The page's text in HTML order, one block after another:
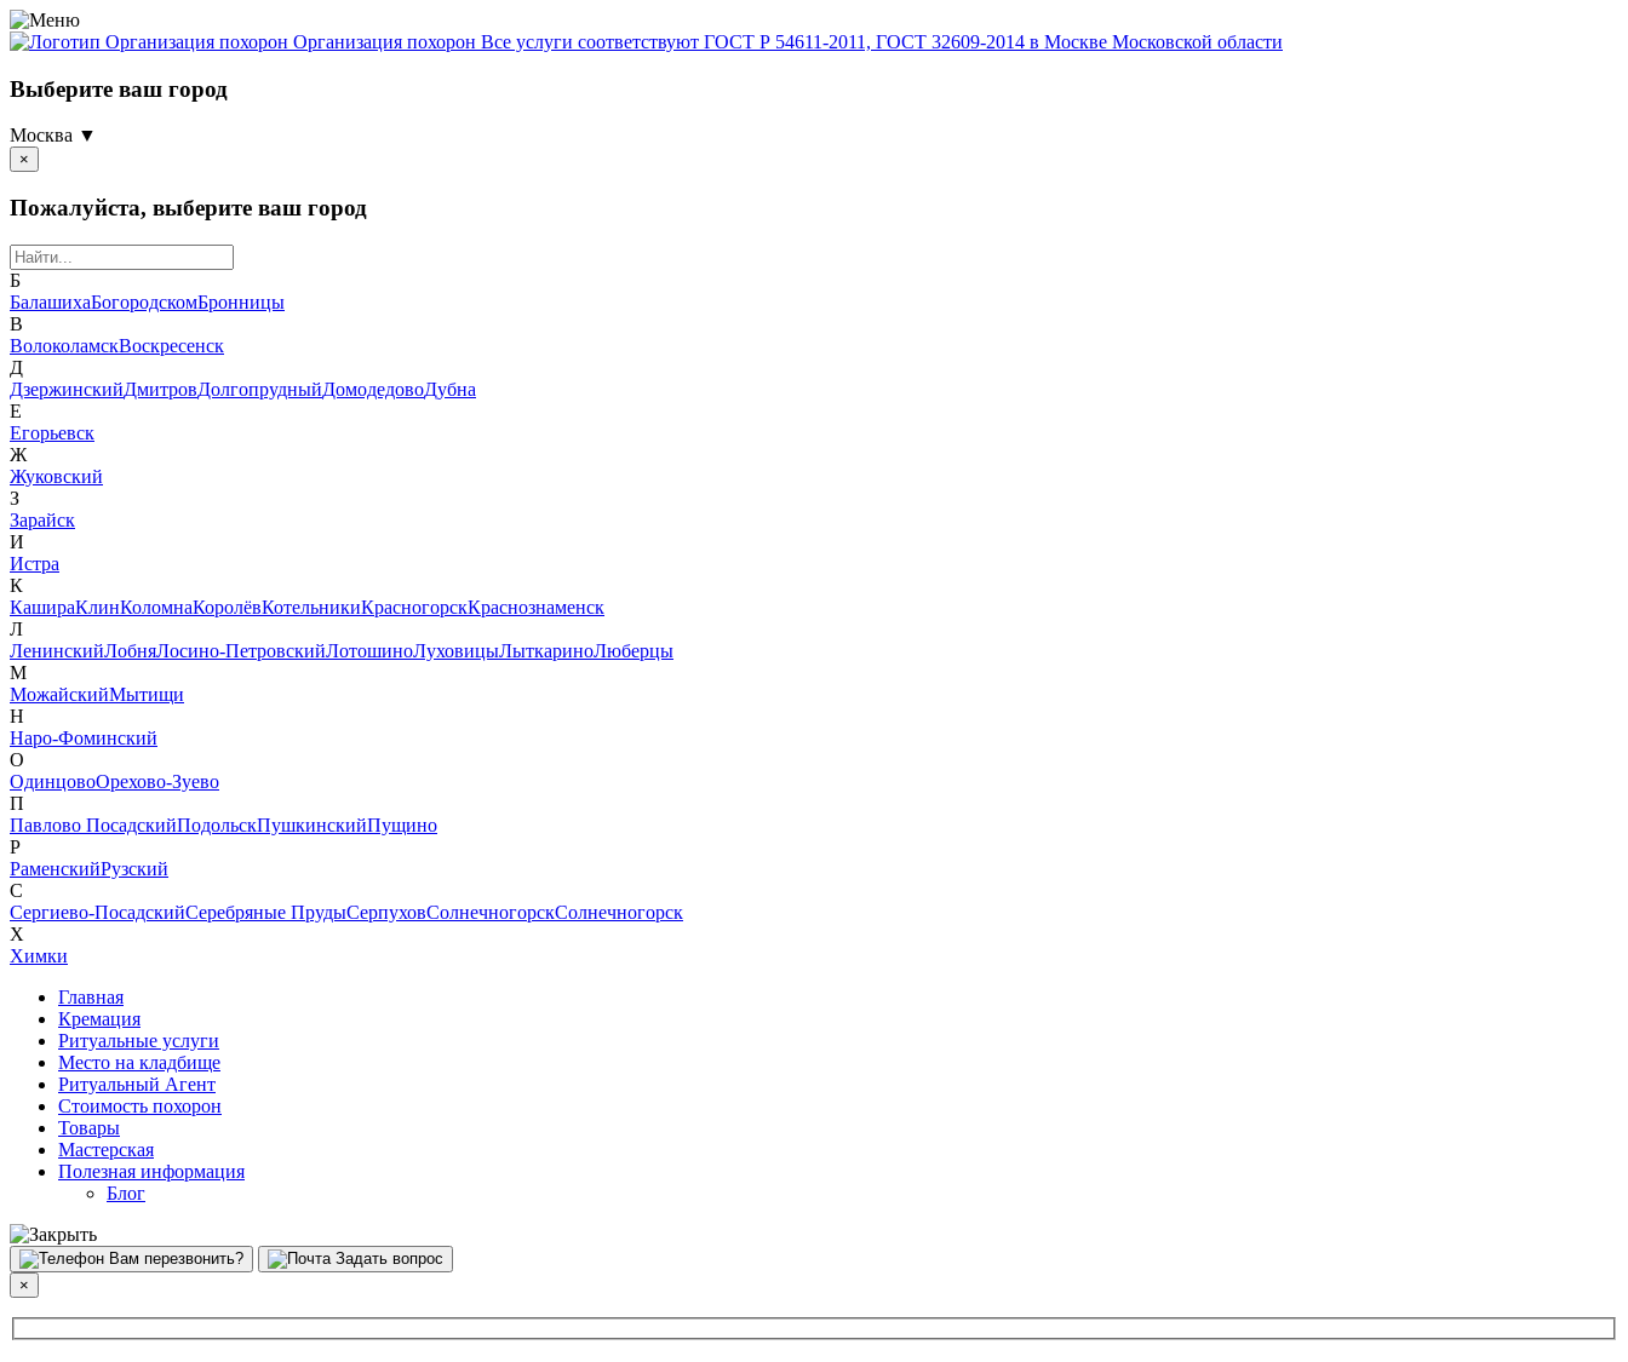
Организация похорон Организация похорон Все услуги соответствуют ГОСТ Р 54611-2011, ГОСТ 32609-2014 в Москве Московской области
Выберите ваш город
Москва ▼
×
Пожалуйста, выберите ваш город
Б
БалашихаБогородскомБронницы
В
ВолоколамскВоскресенск
Д
ДзержинскийДмитровДолгопрудныйДомодедовоДубна
Е
Егорьевск
Ж
Жуковский
З
Зарайск
И
Истра
К
КашираКлинКоломнаКоролёвКотельникиКрасногорскКраснознаменск
Л
ЛенинскийЛобняЛосино-ПетровскийЛотошиноЛуховицыЛыткариноЛюберцы
М
МожайскийМытищи
Н
Наро-Фоминский
О
ОдинцовоОрехово-Зуево
П
Павлово ПосадскийПодольскПушкинскийПущино
Р
РаменскийРузский
С
Сергиево-ПосадскийСеребряные ПрудыСерпуховСолнечногорскСолнечногорск
Х
Химки
Главная
Кремация
Ритуальные услуги
Место на кладбище
Ритуальный Агент
Стоимость похорон
Товары
Мастерская
Полезная информация
Блог
Вам перезвонить?
Задать вопрос
×